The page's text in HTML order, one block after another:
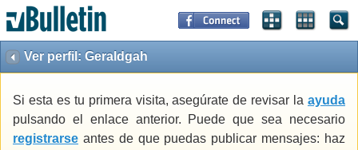
Ver perfil: Geraldgah
Si esta es tu primera visita, asegúrate de revisar la ayuda
pulsando el enlace anterior. Puede que sea necesario
registrarse antes de que puedas publicar mensajes: haz